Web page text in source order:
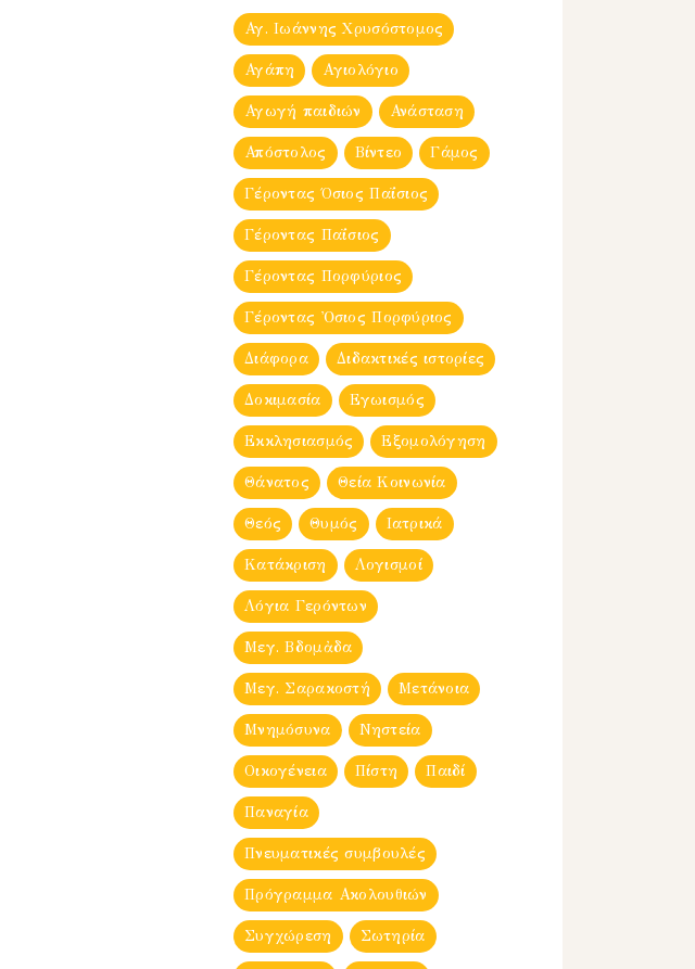
Αγ. Ιωάννης Χρυσόστομος
Αγάπη Αγιολόγιο
Αγωγή παιδιών Ανάσταση
Απόστολος Βίντεο Γάμος
Γέροντας Όσιος Παΐσιος
Γέροντας Παΐσιος
Γέροντας Πορφύριος
Γέροντας Ὀσιος Πορφύριος
Διάφορα Διδακτικές ιστορίες
Δοκιμασία Εγωισμός
Εκκλησιασμός Εξομολόγηση
Θάνατος Θεία Κοινωνία
Θεός Θυμός Ιατρικά
Κατάκριση Λογισμοί
Λόγια Γερόντων
Μεγ. Βδομἀδα
Μεγ. Σαρακοστή Μετάνοια
Μνημόσυνα Νηστεία
Οικογένεια Πίστη Παιδί
Παναγία
Πνευματικές συμβουλές
Πρόγραμμα Ακολουθιών
Συγχώρεση Σωτηρία